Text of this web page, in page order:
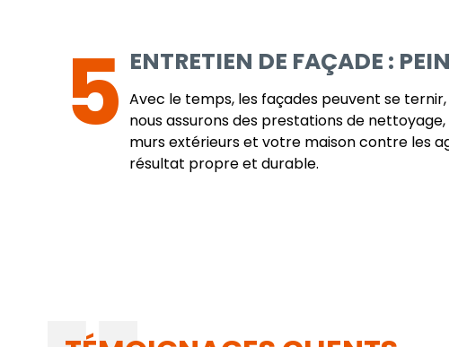
5 ENTRETIEN DE FAÇADE :
Avec le temps, les façades peuvent se
nous assurons des prestations de nettoyage,
murs extérieurs et votre maison contre les
résultat propre et durable.